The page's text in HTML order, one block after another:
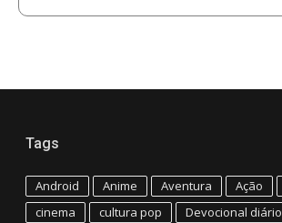
Tags
Android Anime Aventura Ação
cinema
cultura pop Devocional diário